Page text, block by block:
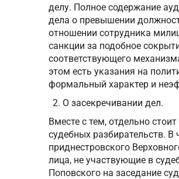
делу. Полное содержание
дела о превышении
отношении сотрудника
санкции за подобное
соответствующего
этом есть указания на
формальный характер и
О засекречивании дел.
Вместе с тем, отдельно
судебных разбирательств. В
приднестровского
лица, не участвующие в
Поповского на заседание